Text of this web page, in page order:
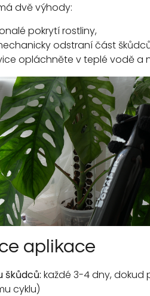
dvě výhody:
pokrytí rostliny,
odstraní část
opláchněte v teplé vodě a
aplikace
škůdců: každé 3-4 dny, dokud
cyklu)